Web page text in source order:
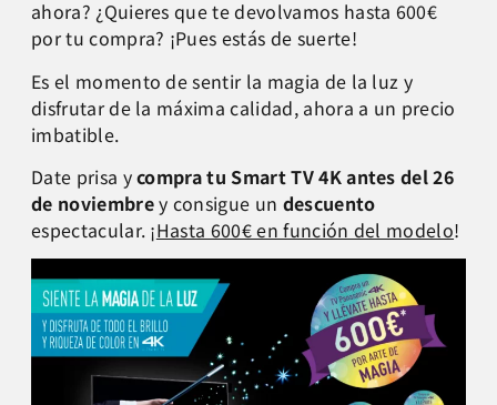
ahora? ¿Quieres que te devolvamos hasta 600€
por tu compra? ¡Pues estás de suerte!
Es el momento de sentir la magia de la luz y
disfrutar de la máxima calidad, ahora a un precio
imbatible.
Date prisa ycompra tu Smart TV 4K antes del 26
de noviembrey consigue un descuento
espectacular. ¡Hasta 600€ en función del modelo!